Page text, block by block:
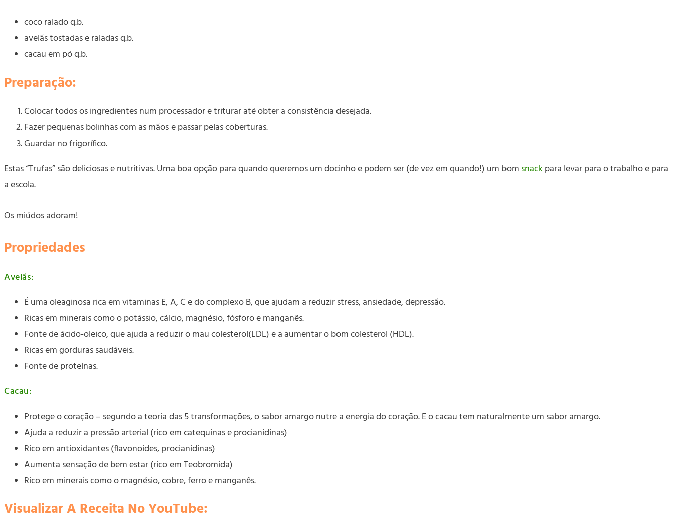
coco ralado q.b.
avelãs tostadas e raladas q.b.
cacau em pó q.b.
Preparação:
Colocar todos os ingredientes num processador e triturar até obter a consistência desejada.
Fazer pequenas bolinhas com as mãos e passar pelas coberturas.
Guardar no frigorífico.
Estas “Trufas” são deliciosas e nutritivas. Uma boa opção para quando queremos um docinho e podem ser (de vez em quando!) um bom snack para levar para o trabalho e para
a escola.
Os miúdos adoram!
Propriedades
Avelãs:
É uma oleaginosa rica em vitaminas E, A, C e do complexo B, que ajudam a reduzir stress, ansiedade, depressão.
Ricas em minerais como o potássio, cálcio, magnésio, fósforo e manganês.
Fonte de ácido-oleico, que ajuda a reduzir o mau colesterol(LDL) e a aumentar o bom colesterol (HDL).
Ricas em gorduras saudáveis.
Fonte de proteínas.
Cacau:
Protege o coração – segundo a teoria das 5 transformações, o sabor amargo nutre a energia do coração. E o cacau tem naturalmente um sabor amargo.
Ajuda a reduzir a pressão arterial (rico em catequinas e procianidinas)
Rico em antioxidantes (flavonoides, procianidinas)
Aumenta sensação de bem estar (rico em Teobromida)
Rico em minerais como o magnésio, cobre, ferro e manganês.
Visualizar A Receita No YouTube: